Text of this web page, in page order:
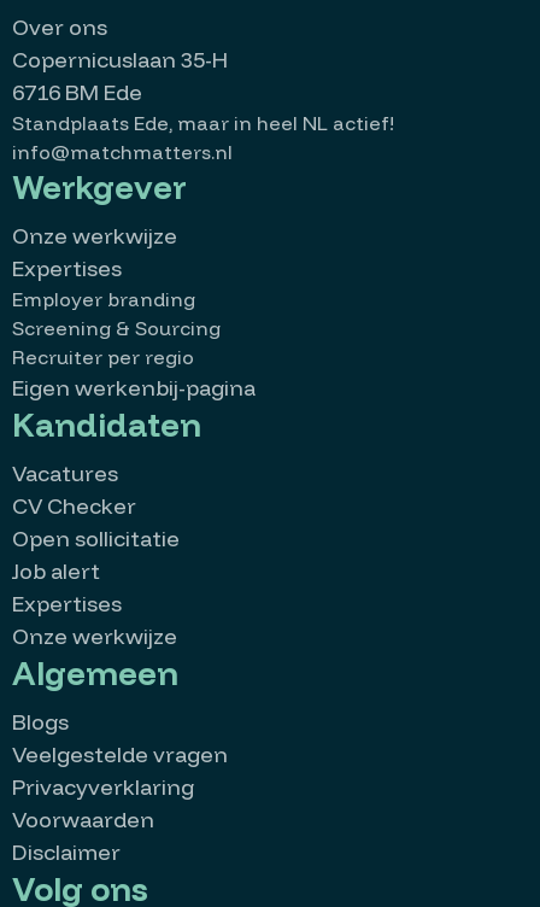
Over ons
Copernicuslaan 35-H
6716 BM Ede
Standplaats Ede, maar in heel NL actief!
info@matchmatters.nl
Werkgever
Onze werkwijze
Expertises
Employer branding
Screening & Sourcing
Recruiter per regio
Eigen werkenbij-pagina
Kandidaten
Vacatures
CV Checker
Open sollicitatie
Job alert
Expertises
Onze werkwijze
Algemeen
Blogs
Veelgestelde vragen
Privacyverklaring
Voorwaarden
Disclaimer
Volg ons